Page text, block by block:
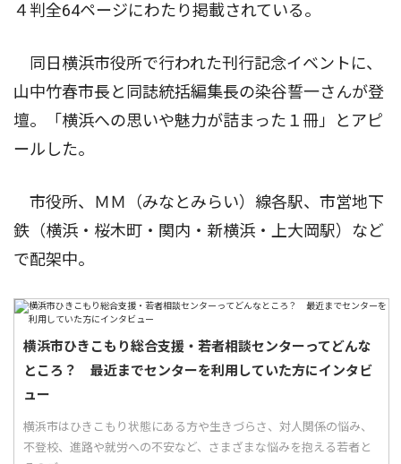
４判全64ページにわたり掲載されている。
同日横浜市役所で行われた刊行記念イベントに、
山中竹春市長と同誌統括編集長の染谷誓一さんが登
壇。「横浜への思いや魅力が詰まった１冊」とアピ
ールした。
市役所、ＭＭ（みなとみらい）線各駅、市営地下
鉄（横浜・桜木町・関内・新横浜・上大岡駅）など
で配架中。
横浜市ひきこもり総合支援・若者相談センターってどんな
ところ？ 最近までセンターを利用していた方にインタビ
ュー
横浜市はひきこもり状態にある方や生きづらさ、対人関係の悩み、
不登校、進路や就労への不安など、さまざまな悩みを抱える若者と